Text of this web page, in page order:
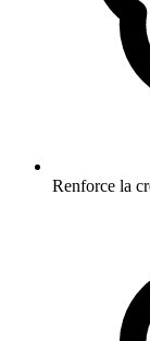
Renforce la